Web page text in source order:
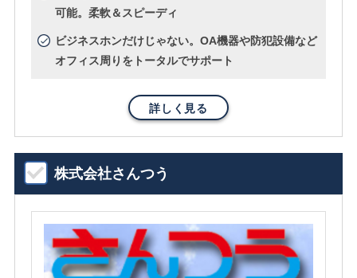
可能。柔軟＆スピーディ
ビジネスホンだけじゃない。OA機器や防犯設備など
オフィス周りをトータルでサポート
詳しく見る
株式会社さんつう